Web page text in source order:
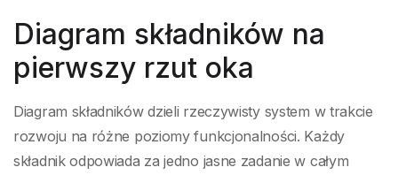
Diagram składników na
pierwszy rzut oka
Diagram składników dzieli rzeczywisty system w trakcie
rozwoju na różne poziomy funkcjonalności. Każdy
składnik odpowiada za jedno jasne zadanie w całym